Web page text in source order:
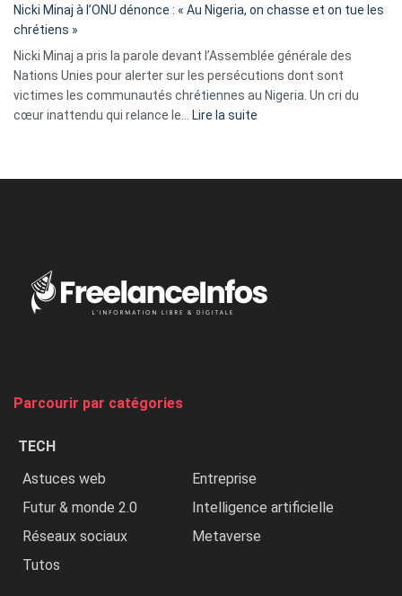
parle
ses
tripes »
Nicki Minaj à l’ONU dénonce : « Au Nigeria, on chasse et on tue les
chrétiens »
Nicki Minaj a pris la parole devant l’Assemblée générale des
Nations Unies pour alerter sur les persécutions dont sont
victimes les communautés chrétiennes au Nigeria. Un cri du
cœur inattendu qui relance le… Lire la suite
Nigeria,
Parcourir par catégories
TECH
Astuces web
Entreprise
Futur & monde 2.0
Intelligence artificielle
Réseaux sociaux
Metaverse
Tutos